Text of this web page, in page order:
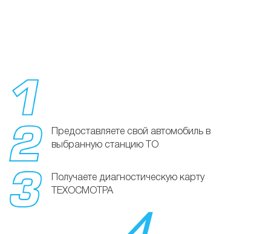
Предоставляете свой автомобиль в
выбранную станцию ТО
Получаете диагностическую карту
ТЕХОСМОТРА